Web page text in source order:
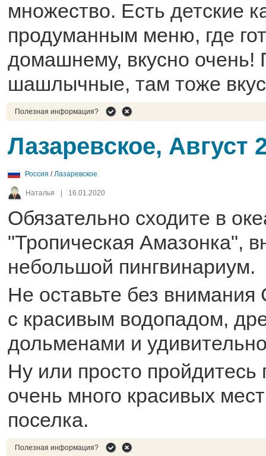
множество. Есть детские
продуманным меню, где
домашнему, вкусно
шашлычные, там тоже
Полезная информация?
Лазаревское, Август
Россия /Лазаревское
Наталья 16.01.2020
Обязательно сходите в
"Тропическая Амазонка",
небольшой пингвинариум.
Не оставьте без
с красивым водопадом,
дольменами и
Ну или просто
очень много красивых
поселка.
Полезная информация?